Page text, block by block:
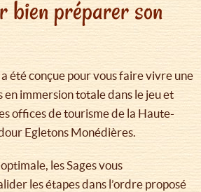
bien préparer son
été conçue pour vous faire vivre une
en immersion totale dans le jeu et
offices de tourisme de la Haute-
Egletons Monédières.
les Sages vous
les étapes dans l’ordre proposé